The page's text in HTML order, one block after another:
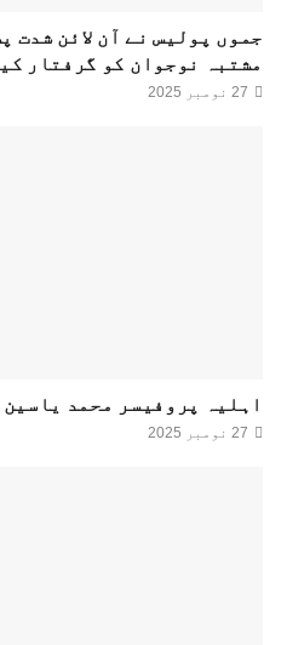
مشتبہ نوجوان کو گرفتار
اہلیہ پروفیسر محمد